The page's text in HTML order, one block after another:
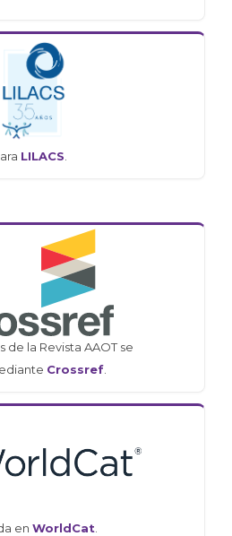
LILACS
la Revista AAOT se
Crossref
en WorldCat